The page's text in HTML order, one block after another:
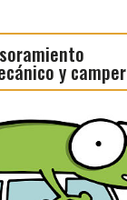
y camper